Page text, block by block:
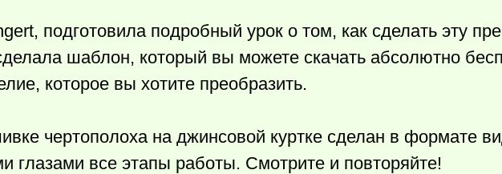
подготовила подробный урок о том, как сделать эту
шаблон, который вы можете скачать абсолютно
которое вы хотите преобразить.
чертополоха на джинсовой куртке сделан в формате
глазами все этапы работы. Смотрите и повторяйте!